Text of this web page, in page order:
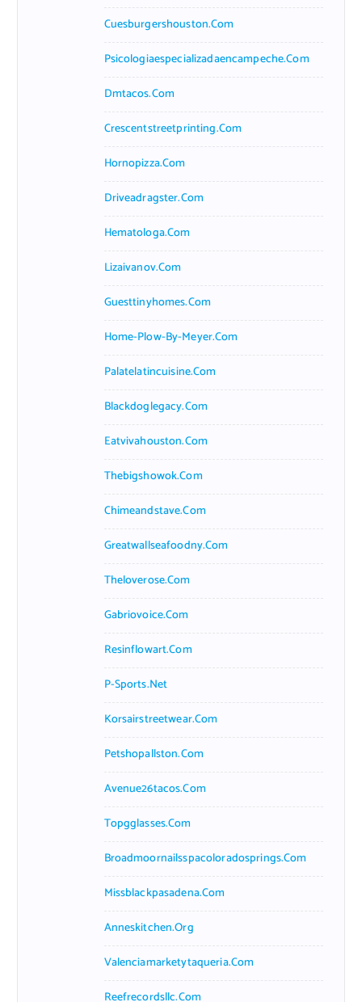
Cuesburgershouston.com
Psicologiaespecializadaencampeche.com
Dmtacos.com
Crescentstreetprinting.com
Hornopizza.com
Driveadragster.com
Hematologa.com
Lizaivanov.com
Guesttinyhomes.com
Home-Plow-By-Meyer.com
Palatelatincuisine.com
Blackdoglegacy.com
Eatvivahouston.com
Thebigshowok.com
Chimeandstave.com
Greatwallseafoodny.com
Theloverose.com
Gabriovoice.com
Resinflowart.com
P-Sports.net
Korsairstreetwear.com
Petshopallston.com
Avenue26tacos.com
Topgglasses.com
Broadmoornailsspacoloradosprings.com
Missblackpasadena.com
Anneskitchen.org
Valenciamarketytaqueria.com
Reefrecordsllc.com